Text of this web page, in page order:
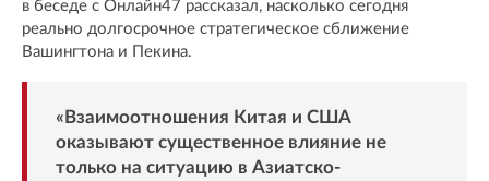
в беседе с Онлайн47 рассказал, насколько сегодня
реально долгосрочное стратегическое сближение
Вашингтона и Пекина.
«Взаимоотношения Китая и США
оказывают существенное влияние не
только на ситуацию в Азиатско-